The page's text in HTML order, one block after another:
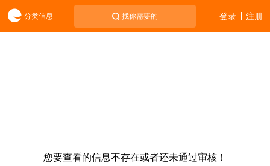
分类信息 找你需要的 注册
登录
您要查看的信息不存在或者还未通过审核！